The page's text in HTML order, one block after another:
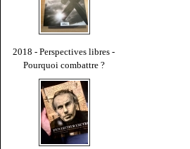
2018 - Perspectives libres -
Pourquoi combattre ?